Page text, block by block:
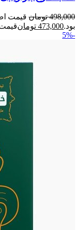
498,000 تومان
بود.473,000 تومانقیمت
-5%